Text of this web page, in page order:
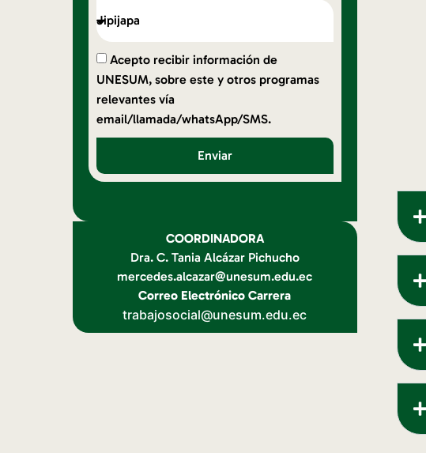
Acepto recibir información de
UNESUM, sobre este y otros programas
relevantes vía
email/llamada/whatsApp/SMS.
Enviar
COORDINADORA
Dra. C. Tania Alcázar Pichucho
mercedes.alcazar@unesum.edu.ec
Correo Electrónico Carrera
trabajosocial@unesum.edu.ec